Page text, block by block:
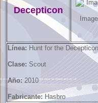
Decepticon
Línea: Hunt for the Decepticon
Clase: Scout
Año: 2010
Fabricante: Hasbro